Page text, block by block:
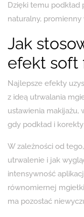
Dzięki temu podkład
naturalny, promienny
Jak
efekt soft
Najlepsze efekty
z ideą utrwalania
ustawienia makijażu,
gdy podkład i
W zależności od
utrwalenie i jak
intensywność
równomiernej
ma pozostać